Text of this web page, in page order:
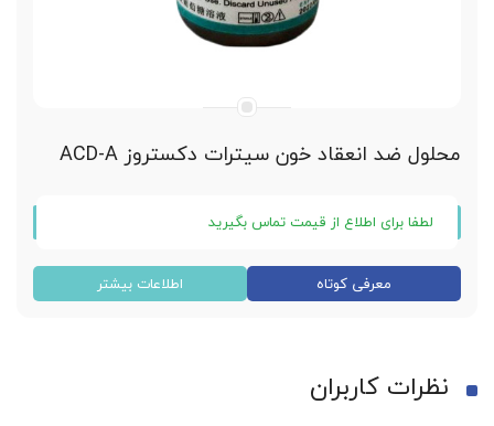
محلول ضد انعقاد خون سیترات دکستروز ACD-A
محلول ضد انعقاد سیترات دکستروز ACD-A
محلول استریل و غیر تب زا و ایمن کننده پی آر پی
لطفا برای اطلاع از قیمت تماس بگیرید
معرفی کوتاه اطلاعات بیشتر
نظرات کاربران